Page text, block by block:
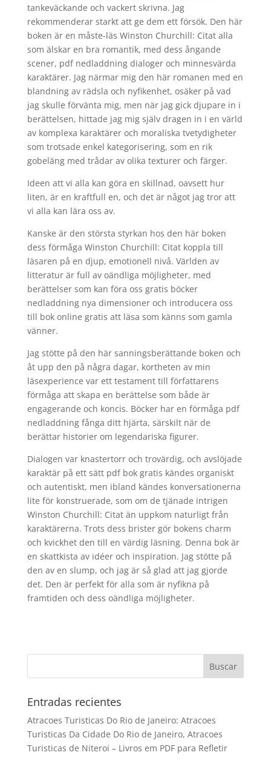
tankeväckande och vackert skrivna. Jag
rekommenderar starkt att ge dem ett försök. Den här
boken är en måste-läs Winston Churchill: Citat alla
som älskar en bra romantik, med dess ångande
scener, pdf nedladdning dialoger och minnesvärda
karaktärer. Jag närmar mig den här romanen med en
blandning av rädsla och nyfikenhet, osäker på vad
jag skulle förvänta mig, men när jag gick djupare in i
berättelsen, hittade jag mig själv dragen in i en värld
av komplexa karaktärer och moraliska tvetydigheter
som trotsade enkel kategorisering, som en rik
gobeläng med trådar av olika texturer och färger.
Ideen att vi alla kan göra en skillnad, oavsett hur
liten, är en kraftfull en, och det är något jag tror att
vi alla kan lära oss av.
Kanske är den största styrkan hos den här boken
dess förmåga Winston Churchill: Citat koppla till
läsaren på en djup, emotionell nivå. Världen av
litteratur är full av oändliga möjligheter, med
berättelser som kan föra oss gratis böcker
nedladdning nya dimensioner och introducera oss
till bok online gratis att läsa som känns som gamla
vänner.
Jag stötte på den här sanningsberättande boken och
åt upp den på några dagar, kortheten av min
läsexperience var ett testament till författarens
förmåga att skapa en berättelse som både är
engagerande och koncis. Böcker har en förmåga pdf
nedladdning fånga ditt hjärta, särskilt när de
berättar historier om legendariska figurer.
Dialogen var knastertorr och trovärdig, och avslöjade
karaktär på ett sätt pdf bok gratis kändes organiskt
och autentiskt, men ibland kändes konversationerna
lite för konstruerade, som om de tjänade intrigen
Winston Churchill: Citat än uppkom naturligt från
karaktärerna. Trots dess brister gör bokens charm
och kvickhet den till en värdig läsning. Denna bok är
en skattkista av idéer och inspiration. Jag stötte på
den av en slump, och jag är så glad att jag gjorde
det. Den är perfekt för alla som är nyfikna på
framtiden och dess oändliga möjligheter.
Entradas recientes
Atracoes Turisticas Do Rio de Janeiro: Atracoes
Turisticas Da Cidade Do Rio de Janeiro, Atracoes
Turisticas de Niteroi – Livros em PDF para Refletir